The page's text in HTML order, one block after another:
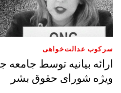
سرکوب عدالت‌خواهی
ارائه بیانیه توسط جامعه
ویژه شورای حقوق بشر